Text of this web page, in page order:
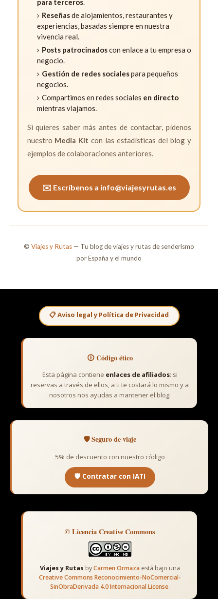
para terceros.
Reseñasde alojamientos, restaurantes y
experiencias, basadas siempre en nuestra
vivencia real.
Posts patrocinadoscon enlace a tu empresa o
negocio.
Gestión de redes socialespara pequeños
negocios.
Compartimos en redes sociales en directo
mientras viajamos.
Si quieres saber más antes de contactar, pídenos
nuestro Media Kit con las estadísticas del blog y
ejemplos de colaboraciones anteriores.
✉️ Escríbenos a info@viajesyrutas.es
© Viajes y Rutas — Tu blog de viajes y rutas de senderismo
por España y el mundo
📋 Aviso legal y Política de Privacidad
🛈 Código ético
Esta página contiene enlaces de afiliados: si
reservas a través de ellos, a ti te costará lo mismo y a
nosotros nos ayudas a mantener el blog.
🛡️ Seguro de viaje
5% de descuento con nuestro código
🛡️ Contratar con IATI
© Licencia Creative Commons
Viajes y Rutas byCarmen Ormazaestá bajo una
Creative Commons Reconocimiento-NoComercial-
SinObraDerivada 4.0 Internacional License.